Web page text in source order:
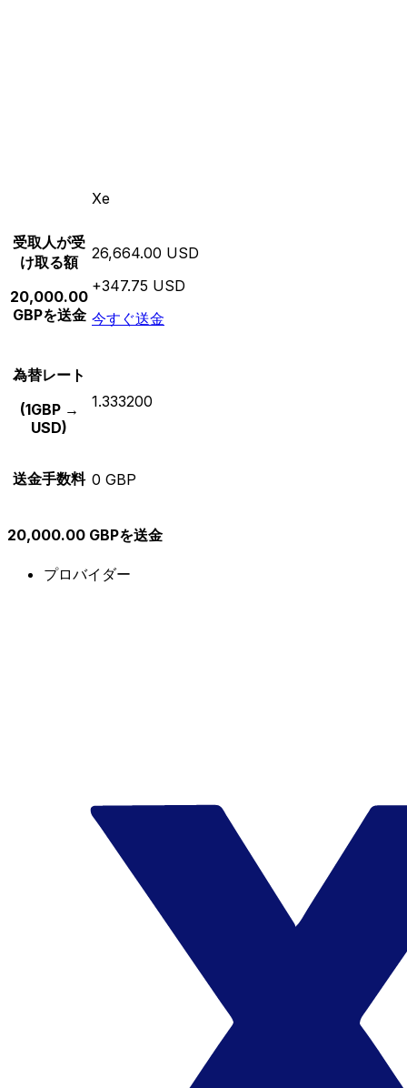
Xe
受取人が受
け取る額
20,000.00
GBPを送金
26,664.00 USD
+347.75 USD
今すぐ送金
為替レート
(1GBP →
USD)
1.333200
送金手数料 0 GBP
20,000.00 GBPを送金
プロバイダー